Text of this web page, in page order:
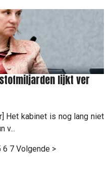
lijkt ver
Het kabinet is nog lang niet
v...
6 7 Volgende >